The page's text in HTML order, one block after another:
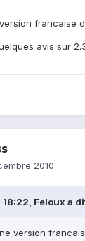
francaise
avis sur
2010
Feloux a
version